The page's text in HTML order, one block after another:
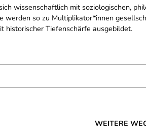
wissenschaftlich mit soziologischen,
so zu Multiplikator*innen
historischer Tiefenschärfe ausgebildet.
WEITERE